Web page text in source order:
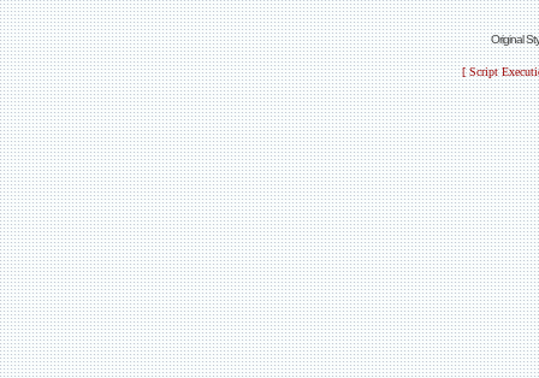
Original
[ Script